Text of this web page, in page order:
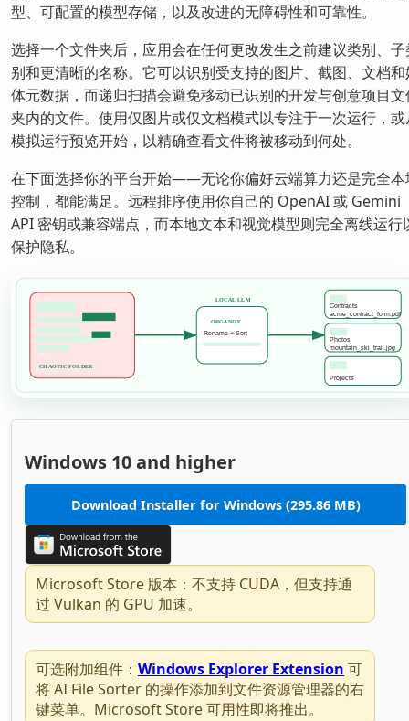
型、可配置的模型存储，以及改进的无障碍性和可靠性。
选择一个文件夹后，应用会在任何更改发生之前建议类别、子
别和更清晰的名称。它可以识别受支持的图片、截图、文档和
体元数据，而递归扫描会避免移动已识别的开发与创意项目文
夹内的文件。使用仅图片或仅文档模式以专注于一次运行，或
模拟运行预览开始，以精确查看文件将被移动到何处。
在下面选择你的平台开始——无论你偏好云端算力还是完全本
控制，都能满足。远程排序使用你自己的 OpenAI 或 Gemini
API 密钥或兼容端点，而本地文本和视觉模型则完全离线运行
保护隐私。
Windows 10 and higher
Download Installer for Windows (295.86 MB)
Microsoft Store 版本：不支持 CUDA，但支持通
过 Vulkan 的 GPU 加速。
可选附加组件： Windows Explorer Extension 可
将 AI File Sorter 的操作添加到文件资源管理器的右
键菜单。Microsoft Store 可用性即将推出。